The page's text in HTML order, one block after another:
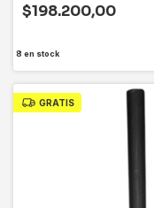
$198.200,00
8 en stock
GRATIS